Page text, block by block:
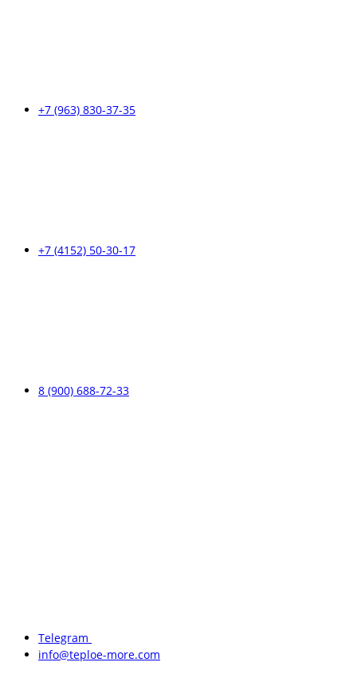
+7 (963) 830-37-35
+7 (4152) 50-30-17
8 (900) 688-72-33
Telegram
info@teploe-more.com